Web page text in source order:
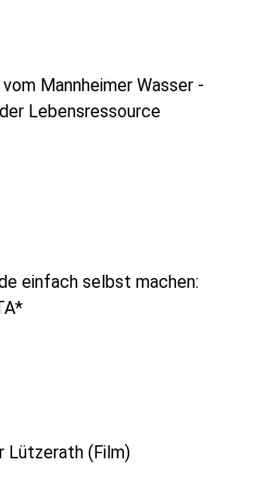
Mannheimer Wasser -
Lebensressource
einfach selbst machen:
Lützerath (Film)